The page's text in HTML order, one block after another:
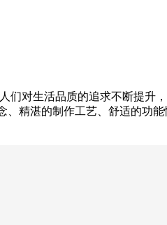
们对生活品质的追求不断提
精湛的制作工艺、舒适的功能